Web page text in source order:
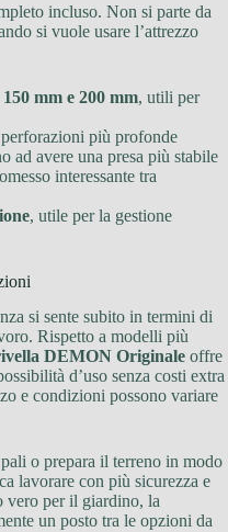
incluso. Non si parte da
si vuole usare l’attrezzo
mm e 200 mm, utili per
più profonde
ad avere una presa più stabile
interessante tra
, utile per la gestione
si sente subito in termini di
Rispetto a modelli più
DEMON Originale offre
d’uso senza costi extra
e condizioni possono variare
o prepara il terreno in modo
lavorare con più sicurezza e
vero per il giardino, la
un posto tra le opzioni da